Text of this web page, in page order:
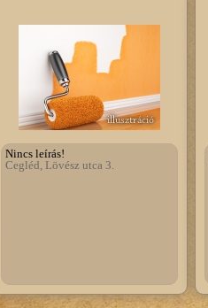
illusztráció
Nincs leírás!
Cegléd, Lövész utca 3.